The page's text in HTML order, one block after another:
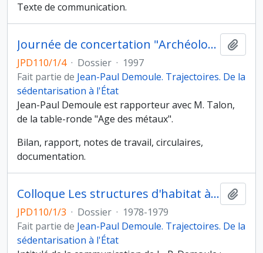
Texte de communication.
Journée de concertation "Archéologie en Picardie" organisée par le laboratoire d'archéologie de l'Université de Picardie et le Service régional de l'archéologie de Picardie, Amiens (avril 1997)
JPD110/1/4 · Dossier · 1997
Fait partie de Jean-Paul Demoule. Trajectoires. De la
sédentarisation à l'État
Jean-Paul Demoule est rapporteur avec M. Talon,
de la table-ronde "Age des métaux".
Bilan, rapport, notes de travail, circulaires,
documentation.
Colloque Les structures d'habitat à l'Age du fer en Europe tempérée, Levroux (27 au 29 octobre 1978)
JPD110/1/3 · Dossier · 1978-1979
Fait partie de Jean-Paul Demoule. Trajectoires. De la
sédentarisation à l'État